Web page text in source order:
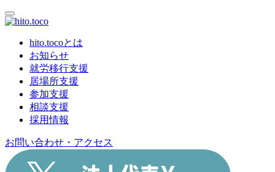
hito.tocoとは
お知らせ
就労移行支援
居場所支援
参加支援
相談支援
採用情報
お問い合わせ・アクセス